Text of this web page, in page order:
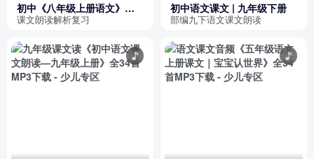
初中《八年级上册语文》课
文朗读及解析
课文朗读解析复习
初中语文课文 | 九年级下册
部编九下语文课文朗读